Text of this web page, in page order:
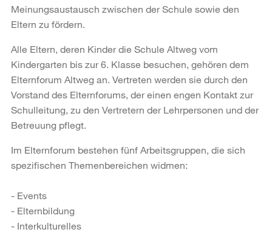
Meinungsaustausch zwischen der Schule sowie den
Eltern zu fördern.
Alle Eltern, deren Kinder die Schule Altweg vom
Kindergarten bis zur 6. Klasse besuchen, gehören dem
Elternforum Altweg an. Vertreten werden sie durch den
Vorstand des Elternforums, der einen engen Kontakt zur
Schulleitung, zu den Vertretern der Lehrpersonen und der
Betreuung pflegt.
Im Elternforum bestehen fünf Arbeitsgruppen, die sich
spezifischen Themenbereichen widmen:
- Events
- Elternbildung
- Interkulturelles